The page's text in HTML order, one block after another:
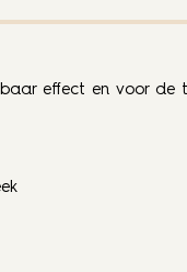
effect en voor